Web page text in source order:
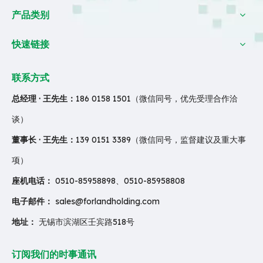
产品类别
快速链接
联系方式
总经理 · 王先生： 186 0158 1501（微信同号，优先受理合作洽
谈）
董事长 · 王先生： 139 0151 3389（微信同号，监督建议及重大事
项）
座机电话： 0510-85958898、0510-85958808
电子邮件： sales@forlandholding.com
地址： 无锡市滨湖区壬宾路518号
订阅我们的时事通讯